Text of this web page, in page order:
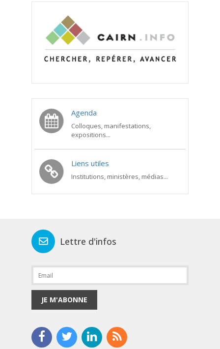
Agenda
Colloques, manifestations,
expositions...
Liens utiles
Institutions, ministères, médias...
Lettre d'infos
JE M'ABONNE